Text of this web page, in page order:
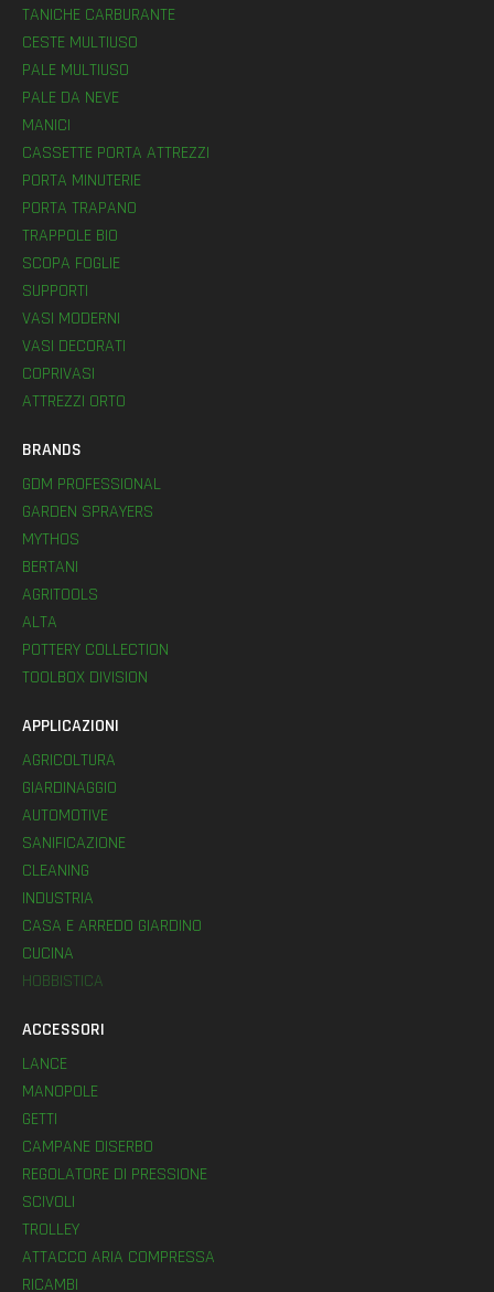
TANICHE CARBURANTE
CESTE MULTIUSO
PALE MULTIUSO
PALE DA NEVE
MANICI
CASSETTE PORTA ATTREZZI
PORTA MINUTERIE
PORTA TRAPANO
TRAPPOLE BIO
SCOPA FOGLIE
SUPPORTI
VASI MODERNI
VASI DECORATI
COPRIVASI
ATTREZZI ORTO
BRANDS
GDM PROFESSIONAL
GARDEN SPRAYERS
MYTHOS
BERTANI
AGRITOOLS
ALTA
POTTERY COLLECTION
TOOLBOX DIVISION
APPLICAZIONI
AGRICOLTURA
GIARDINAGGIO
AUTOMOTIVE
SANIFICAZIONE
CLEANING
INDUSTRIA
CASA E ARREDO GIARDINO
CUCINA
HOBBISTICA
ACCESSORI
LANCE
MANOPOLE
GETTI
CAMPANE DISERBO
REGOLATORE DI PRESSIONE
SCIVOLI
TROLLEY
ATTACCO ARIA COMPRESSA
RICAMBI